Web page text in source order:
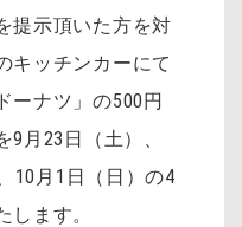
提示頂いた方を対
キッチンカーにて
ーナツ」の500円
月23日（土）、
10月1日（日）の4
します。